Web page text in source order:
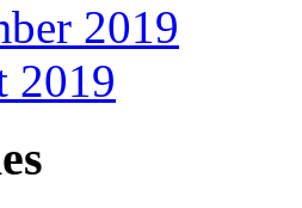
2019
2019